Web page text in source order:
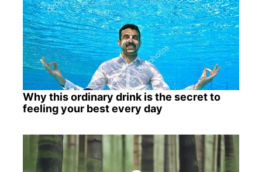
Why this ordinary drink is the secret to
feeling your best every day